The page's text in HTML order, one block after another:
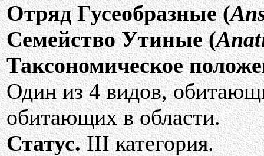
Отряд Гусеобразные (
Семейство Утиные (
Таксономическое
Один из 4 видов,
обитающих в области.
Статус.III категория.